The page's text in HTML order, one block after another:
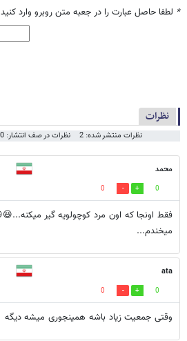
* لطفا حاصل عبارت را در جعبه متن روبرو وارد کنید
نظرات
نظرات منتشر شده: 2 نظرات در صف انتشار: 0
محمد
0
0
میخندم...
ata
0
0
وقتی جمعیت زیاد باشه همینجوری میشه دیگه